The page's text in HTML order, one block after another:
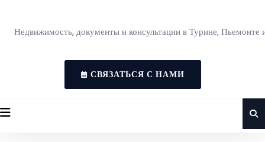
Недвижимость, документы и консультации в Турине, Пьемонте
СВЯЗАТЬСЯ С НАМИ